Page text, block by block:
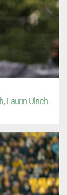
Laurin Ulrich